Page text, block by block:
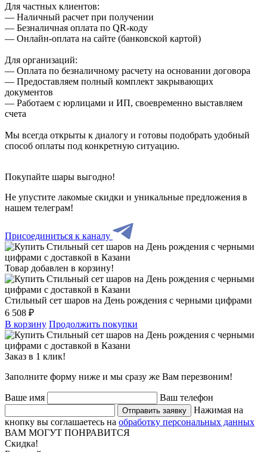
Для частных клиентов:
— Наличный расчет при получении
— Безналичная оплата по QR-коду
— Онлайн-оплата на сайте (банковской картой)
Для организаций:
— Оплата по безналичному расчету на основании договора
— Предоставляем полный комплект закрывающих
документов
— Работаем с юрлицами и ИП, своевременно выставляем
счета
Мы всегда открыты к диалогу и готовы подобрать удобный
способ оплаты под конкретную ситуацию.
Покупайте шары выгодно!
Не упустите лакомые скидки и уникальные предложения в
нашем телеграм!
Присоединиться к каналу
Товар добавлен в корзину!
Стильный сет шаров на День рождения с черными цифрами
6 508 ₽
В корзину Продолжить покупки
Заказ в 1 клик!
Заполните форму ниже и мы сразу же Вам перезвоним!
Ваше имя Ваш телефон
Отправить заявку
Нажимая на
кнопку вы соглашаетесь на обработку персональных данных
ВАМ МОГУТ ПОНРАВИТСЯ
Скидка!